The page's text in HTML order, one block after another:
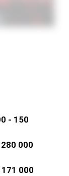
- 150
000
000